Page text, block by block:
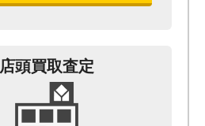
店頭買取査定